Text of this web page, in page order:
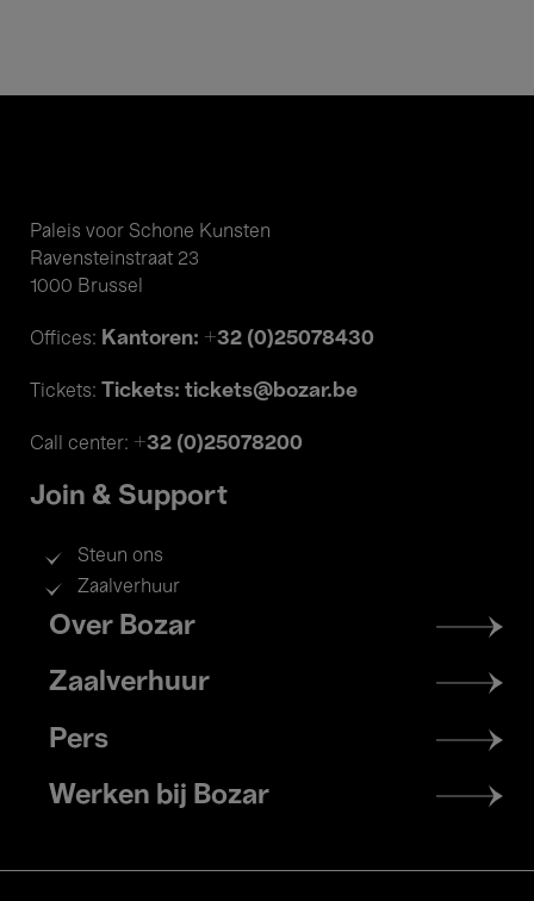
Paleis voor Schone Kunsten
Ravensteinstraat 23
1000 Brussel
Offices: Kantoren: +32 (0)25078430
Tickets: Tickets: tickets@bozar.be
Call center: +32 (0)25078200
Join & Support
Steun ons
Zaalverhuur
Footer
menu
Over Bozar
Zaalverhuur
Pers
Werken bij Bozar